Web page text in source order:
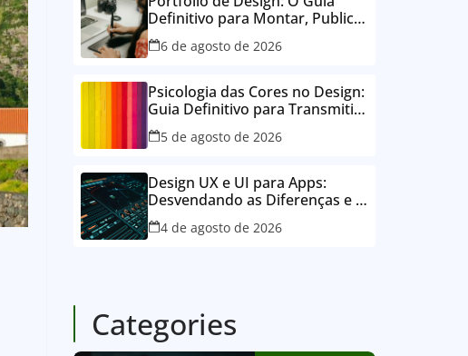
Definitivo para Montar, Publicar
e Conquistar Clientes
6 de agosto de 2026
Psicologia das Cores no Design:
Guia Definitivo para Transmitir
Emoções e Conectar
5 de agosto de 2026
Design UX e UI para Apps:
Desvendando as Diferenças e o
Poder para o Sucesso Digital
4 de agosto de 2026
Categories